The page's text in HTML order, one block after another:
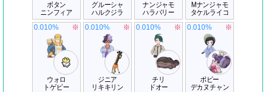
ボタン
ニンフィア
グルーシャ
ハルクジラ
ナンジャモ
ハラバリー
Mナンジャモ
タケルライコ
ウォロ
トゲピー
0.010% ※
ジニア
リキキリン
0.010% ※
チリ
ドオー
0.010% ※
ポピー
デカヌチャン
0.010% ※